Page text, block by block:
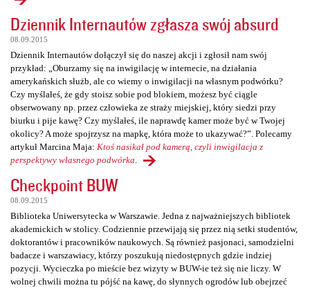
Dziennik Internautów zgłasza swój absurd
08.09.2015
Dziennik Internautów dołączył się do naszej akcji i zgłosił nam swój
przykład: „Oburzamy się na inwigilację w internecie, na działania
amerykańskich służb, ale co wiemy o inwigilacji na własnym podwórku?
Czy myślałeś, że gdy stoisz sobie pod blokiem, możesz być ciągle
obserwowany np. przez człowieka ze straży miejskiej, który siedzi przy
biurku i pije kawę? Czy myślałeś, ile naprawdę kamer może być w Twojej
okolicy? A może spojrzysz na mapkę, która może to ukazywać?”. Polecamy
artykuł Marcina Maja: Ktoś nasikał pod kamerą, czyli inwigilacja z
perspektywy własnego podwórka
Checkpoint BUW
08.09.2015
Biblioteka Uniwersytecka w Warszawie. Jedna z najważniejszych bibliotek
akademickich w stolicy. Codziennie przewijają się przez nią setki studentów,
doktorantów i pracowników naukowych. Są również pasjonaci, samodzielni
badacze i warszawiacy, którzy poszukują niedostępnych gdzie indziej
pozycji. Wycieczka po mieście bez wizyty w BUW-ie też się nie liczy. W
wolnej chwili można tu pójść na kawę, do słynnych ogrodów lub obejrzeć